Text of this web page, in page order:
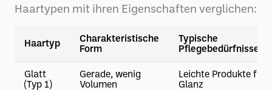
Haartypen mit ihren Eigenschaften verglichen:
Haartyp
Charakteristische
Form
Typische
Pflegebedürfnisse
Glatt
(Typ 1)
Gerade, wenig
Volumen
Leichte Produkte für
Glanz